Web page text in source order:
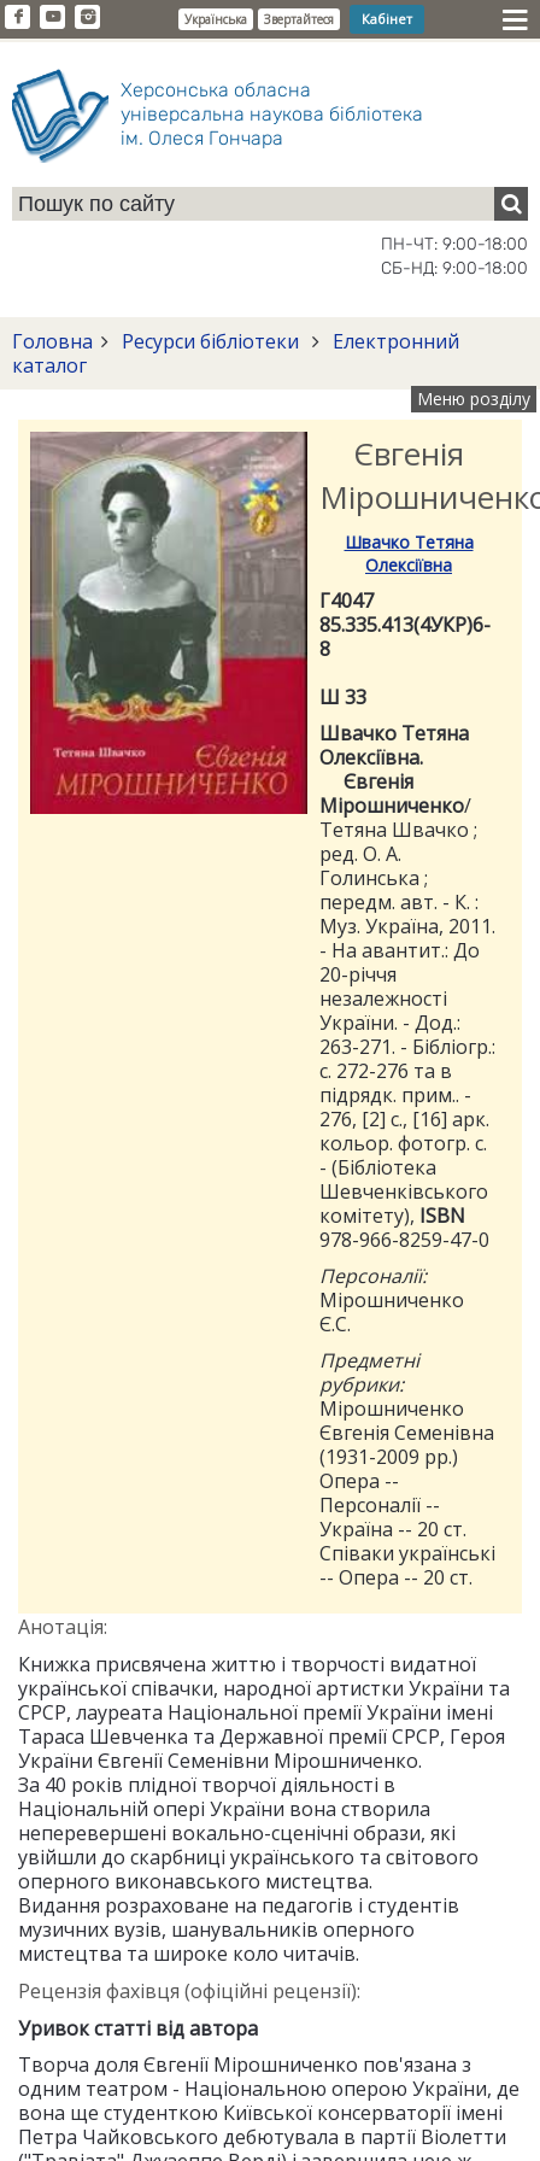
Українська Звертайтеся Кабінет
Херсонська обласна
універсальна наукова бібліотека
ім. Олеся Гончара
ПН-ЧТ: 9:00-18:00
СБ-НД: 9:00-18:00
Головна Ресурси бібліотеки
Електронний
каталог
Меню розділу
Євгенія
Швачко Тетяна
Олексіївна
Г4047
85.335.413(4УКР)6-
8
Ш 33
Швачко Тетяна
Олексіївна.
Євгенія
Мірошниченко/
Тетяна Швачко ;
ред. О. А.
Голинська ;
передм. авт. - К. :
Муз. Україна, 2011.
- На авантит.: До
20-річчя
незалежності
України. - Дод.:
263-271. - Бібліогр.:
с. 272-276 та в
підрядк. прим.. -
276, [2] с., [16] арк.
кольор. фотогр. с.
- (Бібліотека
Шевченківського
комітету), ISBN
978-966-8259-47-0
Персоналії:
Мірошниченко
Є.С.
Предметні
рубрики:
Мірошниченко
Євгенія Семенівна
(1931-2009 рр.)
Опера --
Персоналії --
Україна -- 20 ст.
Співаки українські
-- Опера -- 20 ст.
Анотація:
Книжка присвячена життю і творчості видатної
української співачки, народної артистки України та
СРСР, лауреата Національної премії України імені
Тараса Шевченка та Державної премії СРСР, Героя
України Євгенії Семенівни Мірошниченко.
За 40 років плідної творчої діяльності в
Національній опері України вона створила
неперевершені вокально-сценічні образи, які
увійшли до скарбниці українського та світового
оперного виконавського мистецтва.
Видання розраховане на педагогів і студентів
музичних вузів, шанувальників оперного
мистецтва та широке коло читачів.
Рецензія фахівця (офіційні рецензії):
Уривок статті від автора
Творча доля Євгенії Мірошниченко пов'язана з
одним театром - Національною оперою України, де
вона ще студенткою Київської консерваторії імені
Петра Чайковського дебютувала в партії Віолетти